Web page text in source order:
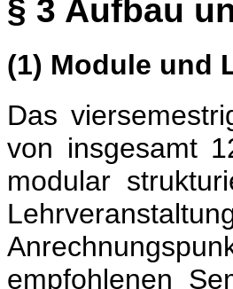
§ 3 Aufbau
(1) Module und
Das
von insgesamt
modular
empfohlenen